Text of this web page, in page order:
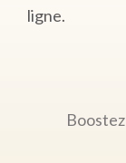
ligne.